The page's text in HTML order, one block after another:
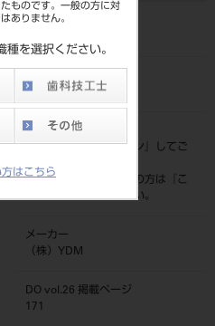
ものです。一般の方に対
ありません。
種を選択ください。
はこちら
品目コード
4963931080113
標準価格
価格の確認は『ログイン
』してご
ネット会員登録がまだの方は『
こ
ちら』より登録ください。
メーカー
（株）YDM
DO vol.26 掲載ページ
171